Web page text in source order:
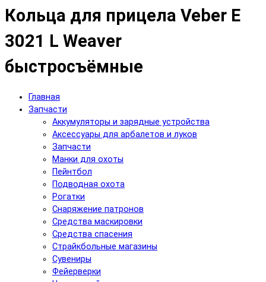
Кольца для прицела Veber E
3021 L Weaver
быстросъёмные
Главная
Запчасти
Аккумуляторы и зарядные устройства
Аксесcуары для арбалетов и луков
Запчасти
Манки для охоты
Пейнтбол
Подводная охота
Рогатки
Снаряжение патронов
Средства маскировки
Средства спасения
Страйкбольные магазины
Сувениры
Фейерверки